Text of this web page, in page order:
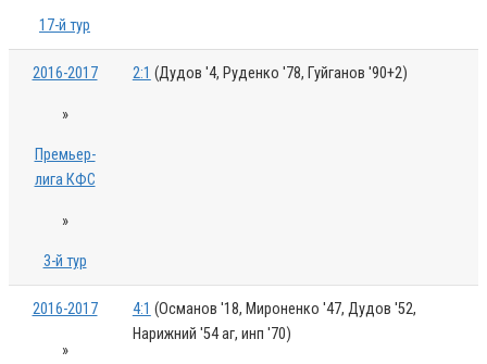
17-й тур
2016-2017
»
Премьер-
лига КФС
»
3-й тур
2:1 (Дудов '4, Руденко '78, Гуйганов '90+2)
2016-2017
»
4:1 (Османов '18, Мироненко '47, Дудов '52,
Нарижний '54 аг, инп '70)